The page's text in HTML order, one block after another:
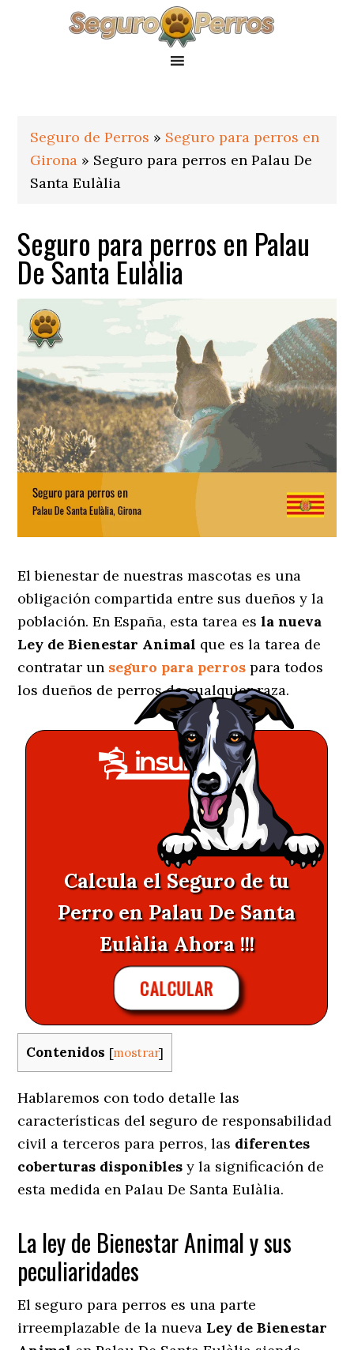
Seguro de Perros » Seguro para perros en
Girona » Seguro para perros en Palau De
Santa Eulàlia
Seguro para perros en Palau
De Santa Eulàlia
El bienestar de nuestras mascotas es una
obligación compartida entre sus dueños y la
población. En España, esta tarea esla nueva
Ley de Bienestar Animal que es la tarea de
contratar un seguro para perros para todos
los dueños de perros de cualquier raza.
Calcula el Seguro de tu
Perro en Palau De Santa
Eulàlia Ahora !!!
CALCULAR
Contenidos [mostrar]
Hablaremos con todo detalle las
características del seguro de responsabilidad
civil a terceros para perros, las diferentes
coberturas disponibles y la significación de
esta medida en Palau De Santa Eulàlia.
La ley de Bienestar Animal y sus
peculiaridades
El seguro para perros es una parte
irreemplazable de la nueva Ley de Bienestar